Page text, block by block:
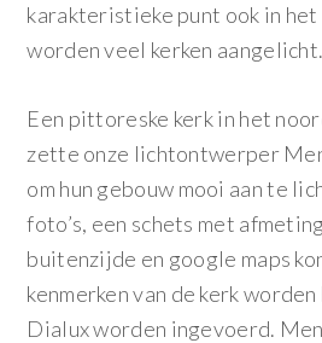
karakteristieke punt ook in
worden veel kerken aangelicht.
Een pittoreske kerk in het
zette onze lichtontwerper
om hun gebouw mooi aan te
foto’s, een schets met
buitenzijde en google maps
kenmerken van de kerk
Dialux worden ingevoerd.